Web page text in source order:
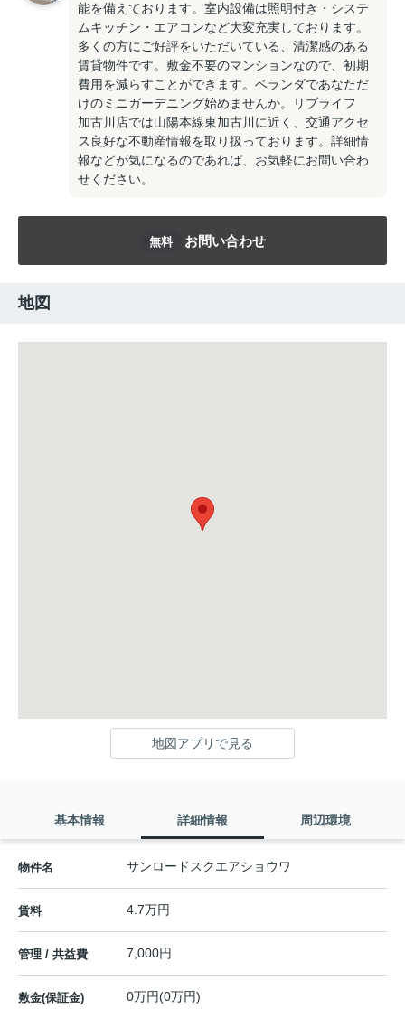
能を備えております。室内設備は照明付き・システ
ムキッチン・エアコンなど大変充実しております。
多くの方にご好評をいただいている、清潔感のある
賃貸物件です。敷金不要のマンションなので、初期
費用を減らすことができます。ベランダであなただ
けのミニガーデニング始めませんか。リブライフ
加古川店では山陽本線東加古川に近く、交通アクセ
ス良好な不動産情報を取り扱っております。詳細情
報などが気になるのであれば、お気軽にお問い合わ
せください。
無料 お問い合わせ
地図
地図アプリで見る
基本情報 詳細情報 周辺環境
物件名 サンロードスクエアショウワ
賃料 4.7万円
管理 / 共益費 7,000円
敷金(保証金) 0万円(0万円)